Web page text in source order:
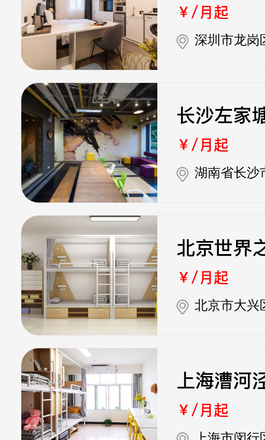
￥/月起
深圳市龙岗
长沙左家
￥/月起
湖南省长沙
北京世界
￥/月起
北京市大兴
上海漕河
￥/月起